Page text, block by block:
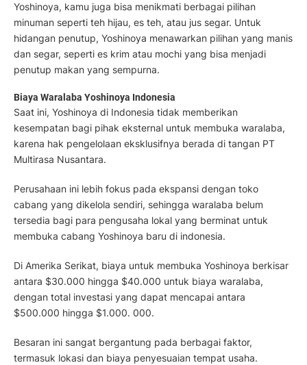
Yoshinoya, kamu juga bisa menikmati berbagai pilihan
minuman seperti teh hijau, es teh, atau jus segar. Untuk
hidangan penutup, Yoshinoya menawarkan pilihan yang manis
dan segar, seperti es krim atau mochi yang bisa menjadi
penutup makan yang sempurna.
Biaya Waralaba Yoshinoya Indonesia
Saat ini, Yoshinoya di Indonesia tidak memberikan
kesempatan bagi pihak eksternal untuk membuka waralaba,
karena hak pengelolaan eksklusifnya berada di tangan PT
Multirasa Nusantara.
Perusahaan ini lebih fokus pada ekspansi dengan toko
cabang yang dikelola sendiri, sehingga waralaba belum
tersedia bagi para pengusaha lokal yang berminat untuk
membuka cabang Yoshinoya baru di indonesia.
Di Amerika Serikat, biaya untuk membuka Yoshinoya berkisar
antara $30.000 hingga $40.000 untuk biaya waralaba,
dengan total investasi yang dapat mencapai antara
$500.000 hingga $1.000. 000.
Besaran ini sangat bergantung pada berbagai faktor,
termasuk lokasi dan biaya penyesuaian tempat usaha.